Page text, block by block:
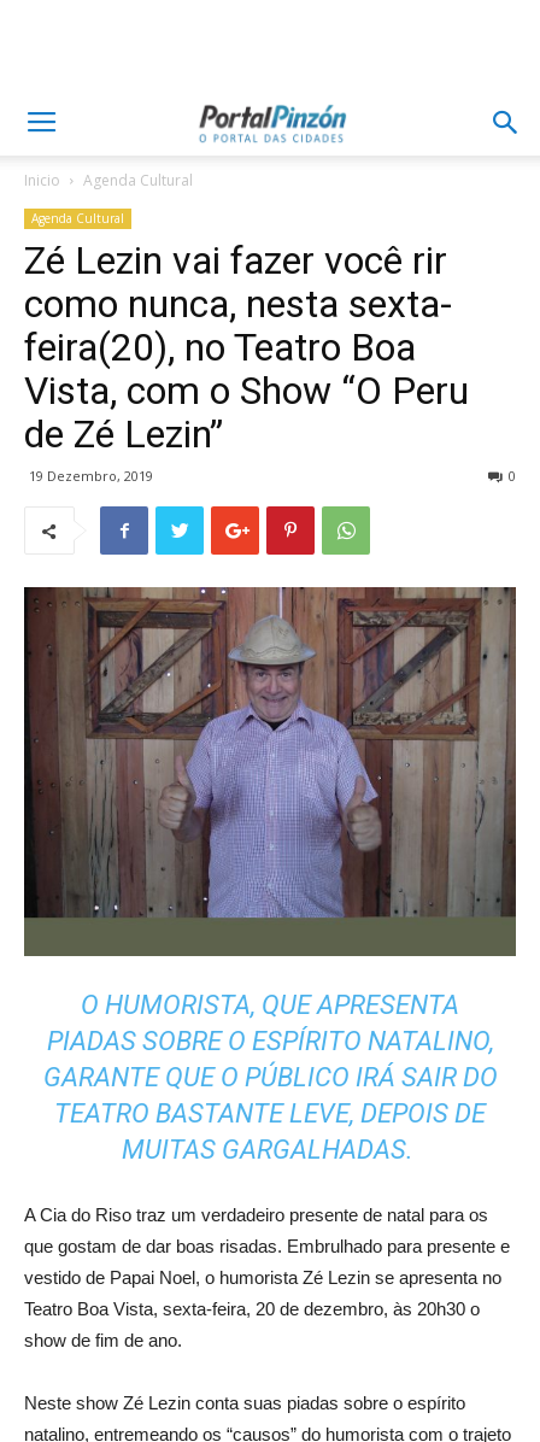
Inicio Agenda Cultural
Agenda Cultural
Zé Lezin vai fazer você rir
como nunca, nesta sexta-
feira(20), no Teatro Boa
Vista, com o Show “O Peru
de Zé Lezin”
19 Dezembro, 2019 0
O HUMORISTA, QUE APRESENTA
PIADAS SOBRE O ESPÍRITO NATALINO,
GARANTE QUE O PÚBLICO IRÁ SAIR DO
TEATRO BASTANTE LEVE, DEPOIS DE
MUITAS GARGALHADAS.
A Cia do Riso traz um verdadeiro presente de natal para os
que gostam de dar boas risadas. Embrulhado para presente e
vestido de Papai Noel, o humorista Zé Lezin se apresenta no
Teatro Boa Vista, sexta-feira, 20 de dezembro, às 20h30 o
show de fim de ano.
Neste show Zé Lezin conta suas piadas sobre o espírito
natalino, entremeando os “causos” do humorista com o trajeto